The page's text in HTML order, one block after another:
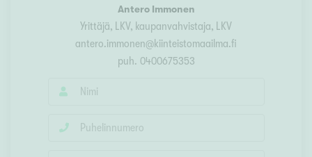
Antero Immonen
Yrittäjä, LKV, kaupanvahvistaja, LKV
antero.immonen@kiinteistomaailma.fi
puh. 0400675353